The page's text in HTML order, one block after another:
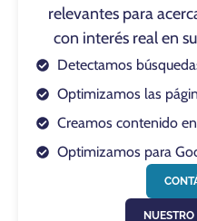
relevantes para
con interés real en
Detectamos
Optimizamos las
Creamos contenido
Optimizamos para